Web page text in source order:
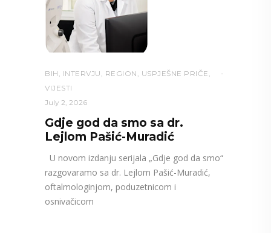
BIH , INTERVJU , REGION , USPJEŠNE PRIČE ,
VIJESTI
July 2, 2026
Gdje god da smo sa dr.
Lejlom Pašić-Muradić
U novom izdanju serijala „Gdje god da smo“
razgovaramo sa dr. Lejlom Pašić-Muradić,
oftalmologinjom, poduzetnicom i
osnivačicom